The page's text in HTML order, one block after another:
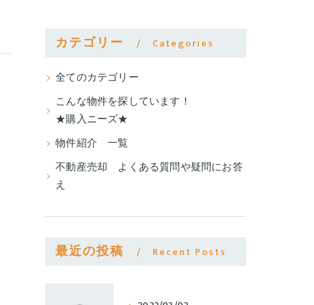
カテゴリー Categories
全てのカテゴリー
こんな物件を探しています！
★購入ニーズ★
物件紹介 一覧
不動産売却 よくある質問や疑問にお答
え
最近の投稿 Recent Posts